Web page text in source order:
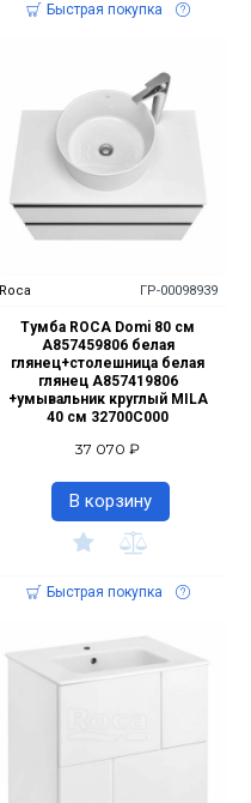
Быстрая покупка
Roca ГР-00098939
Тумба ROCA Domi 80 см
A857459806 белая
глянец+столешница белая
глянец A857419806
+умывальник круглый MILA
40 см 32700C000
37 070 ₽
В корзину
Быстрая покупка